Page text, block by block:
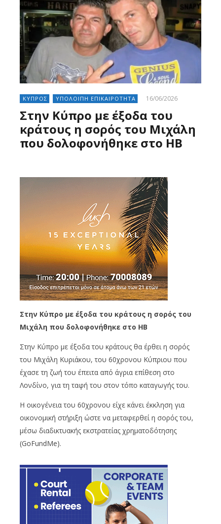
ΚΥΠΡΟΣ ΥΠΟΛΟΙΠΗ ΕΠΙΚΑΙΡΟΤΗΤΑ 16/06/2026
Στην Κύπρο με έξοδα του
κράτους η σορός του Μιχάλη
που δολοφονήθηκε στο ΗΒ
Στην Κύπρο με έξοδα του κράτους η σορός του
Μιχάλη που δολοφονήθηκε στο ΗΒ
Στην Κύπρο με έξοδα του κράτους θα έρθει η σορός
του Μιχάλη Κυριάκου, του 60χρονου Κύπριου που
έχασε τη ζωή του έπειτα από άγρια επίθεση στο
Λονδίνο, για τη ταφή του στον τόπο καταγωγής του.
Η οικογένεια του 60χρονου είχε κάνει έκκληση για
οικονομική στήριξη ώστε να μεταφερθεί η σορός του,
μέσω διαδικτυακής εκστρατείας χρηματοδότησης
(GoFundMe).